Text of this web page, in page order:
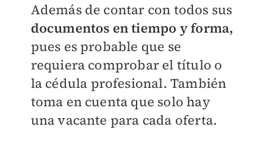
Además de contar con todos sus
documentos en tiempo y forma,
pues es probable que se
requiera comprobar el título o
la cédula profesional. También
toma en cuenta que solo hay
una vacante para cada oferta.